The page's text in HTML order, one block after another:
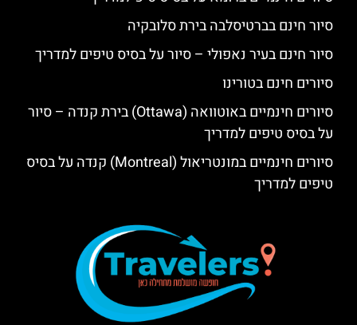
סיור חינם בברטיסלבה בירת סלובקיה
סיור חינם בעיר נאפולי – סיור על בסיס טיפים למדריך
סיורים חינם בטורינו
סיורים חינמיים באוטוואה (Ottawa) בירת קנדה – סיור
על בסיס טיפים למדריך
סיורים חינמיים במונטריאול (Montreal) קנדה על בסיס
טיפים למדריך